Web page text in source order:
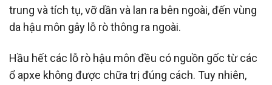
trung và tích tụ, vỡ dần và lan ra bên ngoài, đến vùng
da hậu môn gây lỗ rò thông ra ngoài.
Hầu hết các lỗ rò hậu môn đều có nguồn gốc từ các
ổ apxe không được chữa trị đúng cách. Tuy nhiên,